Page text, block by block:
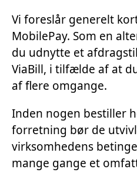
Vi foreslår generelt
MobilePay. Som en
du udnytte et
ViaBill, i tilfælde af at
af flere omgange.
Inden nogen bestiller
forretning bør de
virksomhedens
mange gange et